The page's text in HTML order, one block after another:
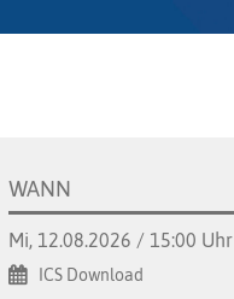
WANN
Mi, 12.08.2026 / 15:00 Uhr
ICS Download